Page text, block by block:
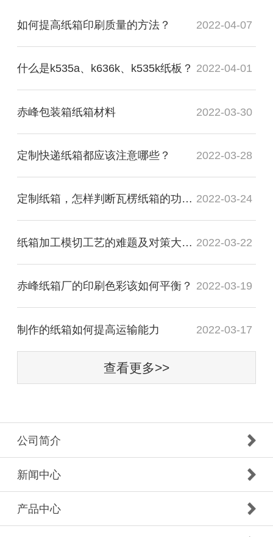
如何提高纸箱印刷质量的方法？ 2022-04-07
什么是k535a、k636k、k535k纸板？ 2022-04-01
赤峰包装箱纸箱材料 2022-03-30
定制快递纸箱都应该注意哪些？ 2022-03-28
定制纸箱，怎样判断瓦楞纸箱的功能质量是否合格？ 2022-03-24
纸箱加工模切工艺的难题及对策大盘点 2022-03-22
赤峰纸箱厂的印刷色彩该如何平衡？ 2022-03-19
制作的纸箱如何提高运输能力 2022-03-17
查看更多>>
公司简介
新闻中心
产品中心